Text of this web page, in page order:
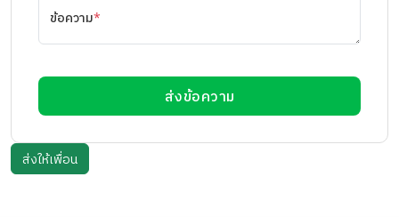
ข้อความ*
ส่งข้อความ